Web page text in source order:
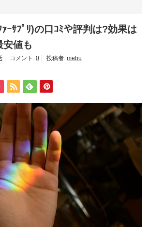
ｰｻﾌﾟﾘ)の口ｺﾐや評判は?効果は
安値も
コメント: 0 投稿者: mebu